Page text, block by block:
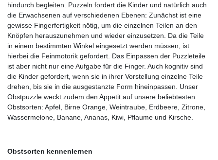
hindurch begleiten. Puzzeln fordert die Kinder und natürlich auch
die Erwachsenen auf verschiedenen Ebenen: Zunächst ist eine
gewisse Fingerfertigkeit nötig, um die einzelnen Teilen an den
Knöpfen herauszunehmen und wieder einzusetzen. Da die Teile
in einem bestimmten Winkel eingesetzt werden müssen, ist
hierbei die Feinmotorik gefordert. Das Einpassen der Puzzleteile
ist aber nicht nur eine Aufgabe für die Finger. Auch kognitiv sind
die Kinder gefordert, wenn sie in ihrer Vorstellung einzelne Teile
drehen, bis sie in die ausgestanzte Form hineinpassen. Unser
Obstpuzzle weckt zudem den Appetit auf unsere beliebtesten
Obstsorten: Apfel, Birne Orange, Weintraube, Erdbeere, Zitrone,
Wassermelone, Banane, Ananas, Kiwi, Pflaume und Kirsche.
Obstsorten kennenlernen